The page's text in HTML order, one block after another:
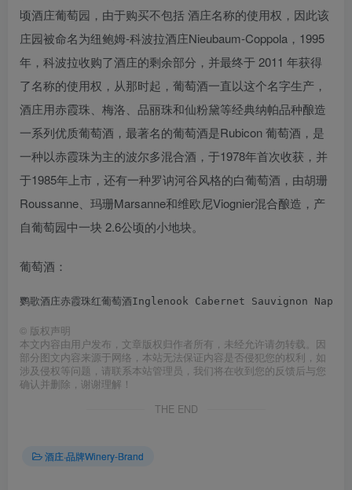
顷酒庄葡萄园，由于购买不包括 酒庄名称的使用权，因此该
庄园被命名为纽鲍姆-科波拉酒庄Nieubaum-Coppola，1995
年，科波拉收购了酒庄的剩余部分，并最终于 2011 年获得
了名称的使用权，从那时起，葡萄酒一直以这个名字生产，
酒庄用赤霞珠、梅洛、品丽珠和仙粉黛等经典纳帕品种酿造
一系列优质葡萄酒，最著名的葡萄酒是Rubicon 葡萄酒，是
一种以赤霞珠为主的波尔多混合酒，于1978年首次收获，并
于1985年上市，还有一种罗讷河谷风格的白葡萄酒，由胡珊
Roussanne、玛珊Marsanne和维欧尼Viognier混合酿造，产
自葡萄园中一块 2.6公顷的小地块。
葡萄酒：
鹦歌酒庄赤霞珠红葡萄酒Inglenook Cabernet Sauvignon
© 版权声明
本文内容由用户发布，文章版权归作者所有，未经允许请勿转载。因
部分图文内容来源于网络，本站无法保证内容是否侵犯您的权利，如
涉及侵权等问题，请联系本站管理员，我们将在收到您的反馈后与您
确认并删除，谢谢理解！
THE END
酒庄·品牌Winery-Brand